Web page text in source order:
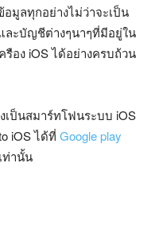
มูลทุกอย่างไม่ว่าจะเป็น
ละบัญชีต่างๆนาๆที่มีอยู่ใน
รือง iOS ได้อย่างครบถ้วน
เป็นสมาร์ทโฟนระบบ iOS
iOS ได้ที่ Google play
ท่านั้น